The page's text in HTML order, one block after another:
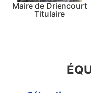
Maire de Driencourt
Titulaire